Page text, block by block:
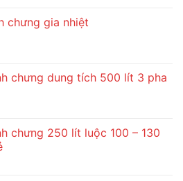
chưng gia nhiệt
chưng dung tích 500 lít 3 pha
chưng 250 lít luộc 100 – 130